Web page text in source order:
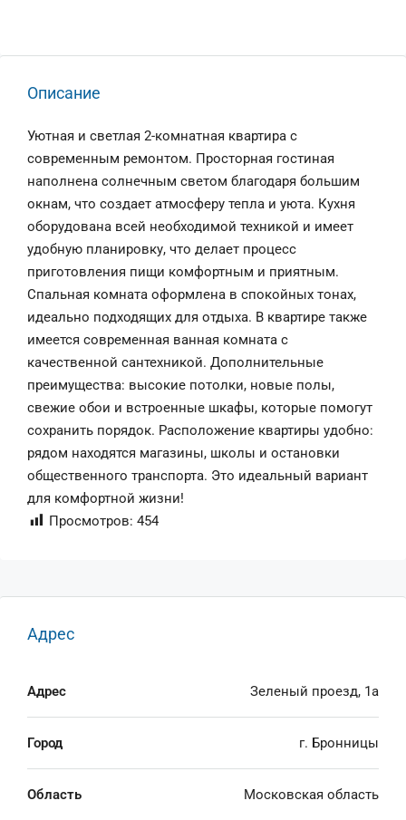
Описание
Уютная и светлая 2-комнатная квартира с
современным ремонтом. Просторная гостиная
наполнена солнечным светом благодаря большим
окнам, что создает атмосферу тепла и уюта. Кухня
оборудована всей необходимой техникой и имеет
удобную планировку, что делает процесс
приготовления пищи комфортным и приятным.
Спальная комната оформлена в спокойных тонах,
идеально подходящих для отдыха. В квартире также
имеется современная ванная комната с
качественной сантехникой. Дополнительные
преимущества: высокие потолки, новые полы,
свежие обои и встроенные шкафы, которые помогут
сохранить порядок. Расположение квартиры удобно:
рядом находятся магазины, школы и остановки
общественного транспорта. Это идеальный вариант
для комфортной жизни!
Просмотров: 454
Адрес
Адрес Зеленый проезд, 1а
Город г. Бронницы
Область Московская область